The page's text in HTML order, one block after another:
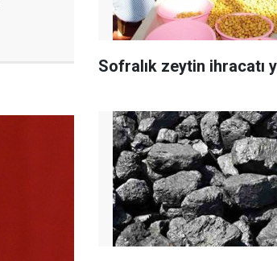
Sofralık zeytin ihracatı